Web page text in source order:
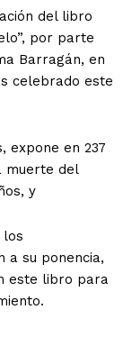
del libro
por parte
Barragán, en
celebrado este
expone en 237
muerte del
y
los
a su ponencia,
este libro para